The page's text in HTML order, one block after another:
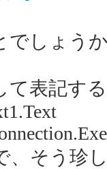
でしょう
て表記す
、そう珍